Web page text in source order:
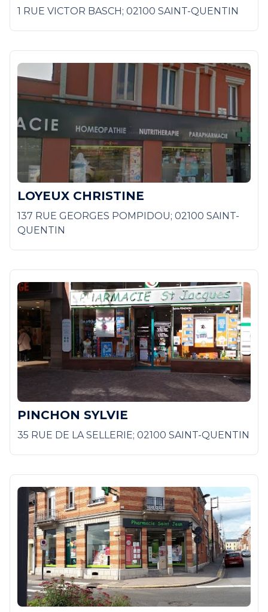
1 RUE VICTOR BASCH; 02100 SAINT-QUENTIN
LOYEUX CHRISTINE
137 RUE GEORGES POMPIDOU; 02100 SAINT-
QUENTIN
PINCHON SYLVIE
35 RUE DE LA SELLERIE; 02100 SAINT-QUENTIN